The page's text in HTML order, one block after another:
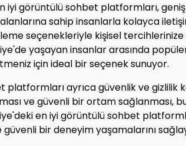
iyi görüntülü sohbet platformları,
sahip insanlarla kolayca
seçenekleriyle kişisel tercihlerinize
yaşayan insanlar arasında
için ideal bir seçenek sunuyor.
ayrıca güvenlik ve gizlilik
ve güvenli bir ortam sağlanması,
en iyi görüntülü sohbet
bir deneyim yaşamalarını